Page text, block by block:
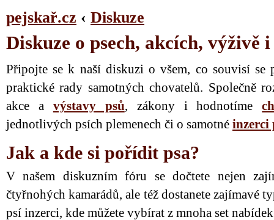
pejskař.cz ‹ Diskuze
Diskuze o psech, akcích, výživě
Připojte se k naší diskuzi o všem, co souvisí se
praktické rady samotných chovatelů. Společně
akce a výstavy psů, zákony i hodnotíme
jednotlivých psích plemenech či o samotné inzerci
Jak a kde si pořídit psa?
V našem diskuzním fóru se dočtete nejen
čtyřnohých kamarádů, ale též dostanete zajímavé
psí inzerci, kde můžete vybírat z mnoha set